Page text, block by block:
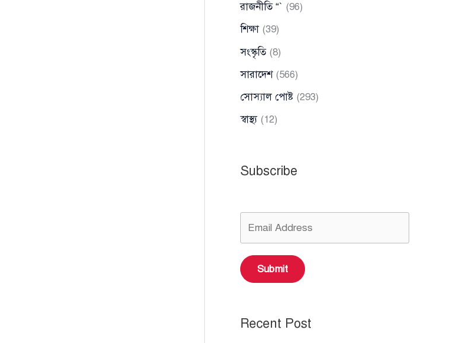
রাজনীতি “` (96)
শিক্ষা (39)
সংস্কৃতি(8)
সারাদেশ(566)
সোস্যাল পোষ্ট (293)
স্বাস্থ্য (12)
Subscribe
Submit
Recent Post